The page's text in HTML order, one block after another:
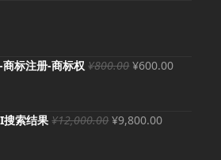
标注册-商标权 ¥800.00 原
¥800.00。
¥600.00当
搜索结果 ¥12,000.00 原
¥9,800.00当